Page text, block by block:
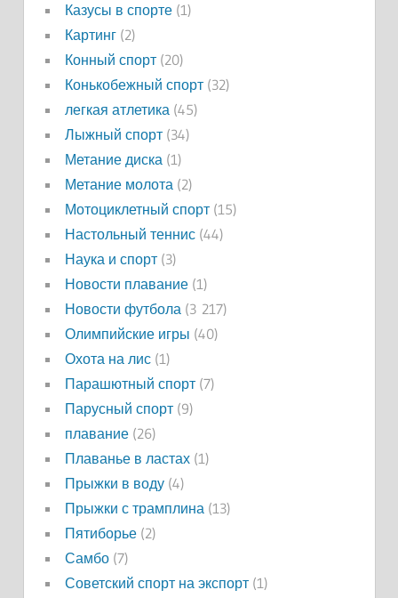
Казусы в спорте(1)
Картинг(2)
Конный спорт(20)
Конькобежный спорт(32)
легкая атлетика(45)
Лыжный спорт(34)
Метание диска(1)
Метание молота(2)
Мотоциклетный спорт(15)
Настольный теннис(44)
Наука и спорт(3)
Новости плавание(1)
Новости футбола(3 217)
Олимпийские игры (40)
Охота на лис(1)
Парашютный спорт(7)
Парусный спорт(9)
плавание(26)
Плаванье в ластах(1)
Прыжки в воду(4)
Прыжки с трамплина(13)
Пятиборье(2)
Самбо(7)
Советский спорт на экспорт(1)